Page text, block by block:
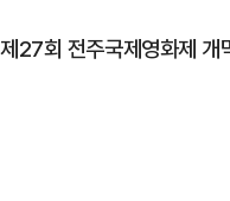
제27회 전주국제영화제 개